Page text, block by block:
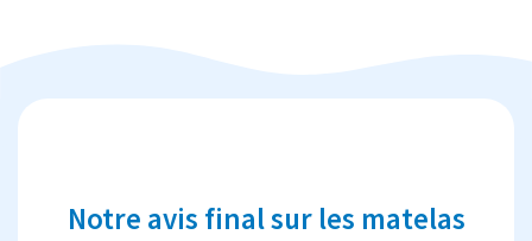
Notre avis final sur les matelas